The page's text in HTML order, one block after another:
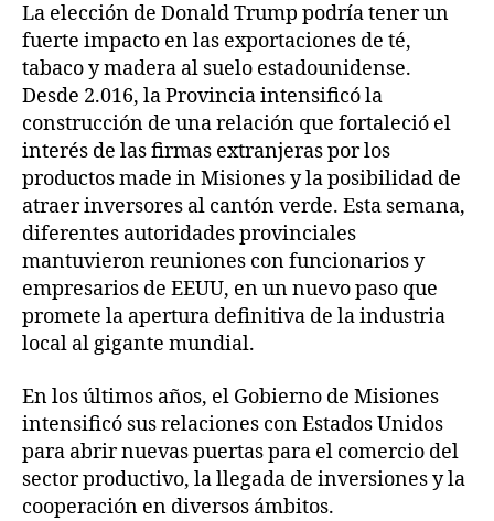
La elección de Donald Trump podría tener un
fuerte impacto en las exportaciones de té,
tabaco y madera al suelo estadounidense.
Desde 2.016, la Provincia intensificó la
construcción de una relación que fortaleció el
interés de las firmas extranjeras por los
productos made in Misiones y la posibilidad de
atraer inversores al cantón verde. Esta semana,
diferentes autoridades provinciales
mantuvieron reuniones con funcionarios y
empresarios de EEUU, en un nuevo paso que
promete la apertura definitiva de la industria
local al gigante mundial.
En los últimos años, el Gobierno de Misiones
intensificó sus relaciones con Estados Unidos
para abrir nuevas puertas para el comercio del
sector productivo, la llegada de inversiones y la
cooperación en diversos ámbitos.